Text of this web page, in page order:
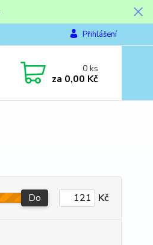
Přihlášení
0ks
za 0,00 Kč
Do Kč